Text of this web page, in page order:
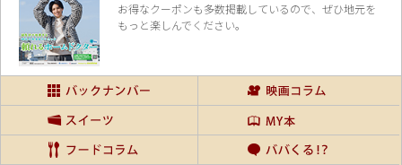
お得なクーポンも多数掲載しているので、 ぜひ地元を
もっと楽しんでください。